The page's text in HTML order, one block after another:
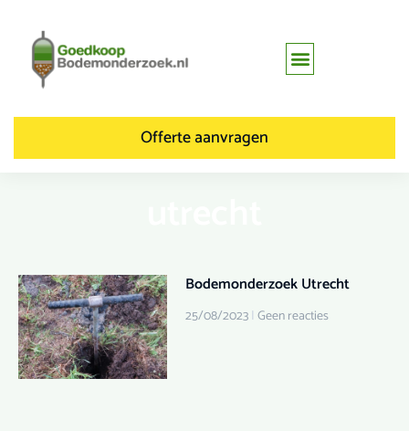
Offerte aanvragen
Bodemonderzoek Utrecht
25/08/2023 Geen reacties